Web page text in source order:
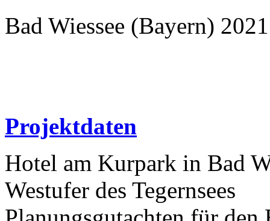
Bad Wiessee (Bayern) 2021
Projektdaten
Hotel am Kurpark in Bad
Westufer des Tegernsees